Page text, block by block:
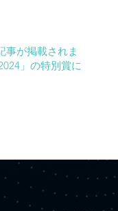
事が掲載されま
」の特別賞に